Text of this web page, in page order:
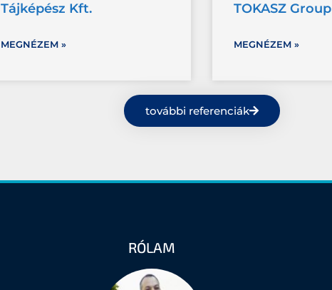
Tájképész Kft.
MEGNÉZEM »
TOKASZ Group
MEGNÉZEM »
további referenciák
RÓLAM